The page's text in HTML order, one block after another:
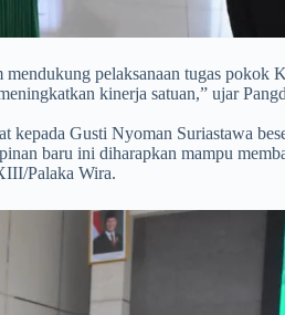
pelaksanaan tugas pokok
kinerja satuan,” ujar
kepada Gusti Nyoman Suriastawa
baru ini diharapkan mampu
Palaka Wira.